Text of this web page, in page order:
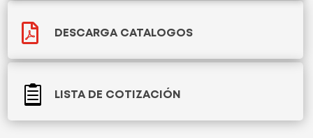
 DESCARGA CATALOGOS
 LISTA DE COTIZACIÓN